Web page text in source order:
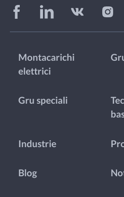
Montacarichi
elettrici
Gru speciali
Industrie
Blog